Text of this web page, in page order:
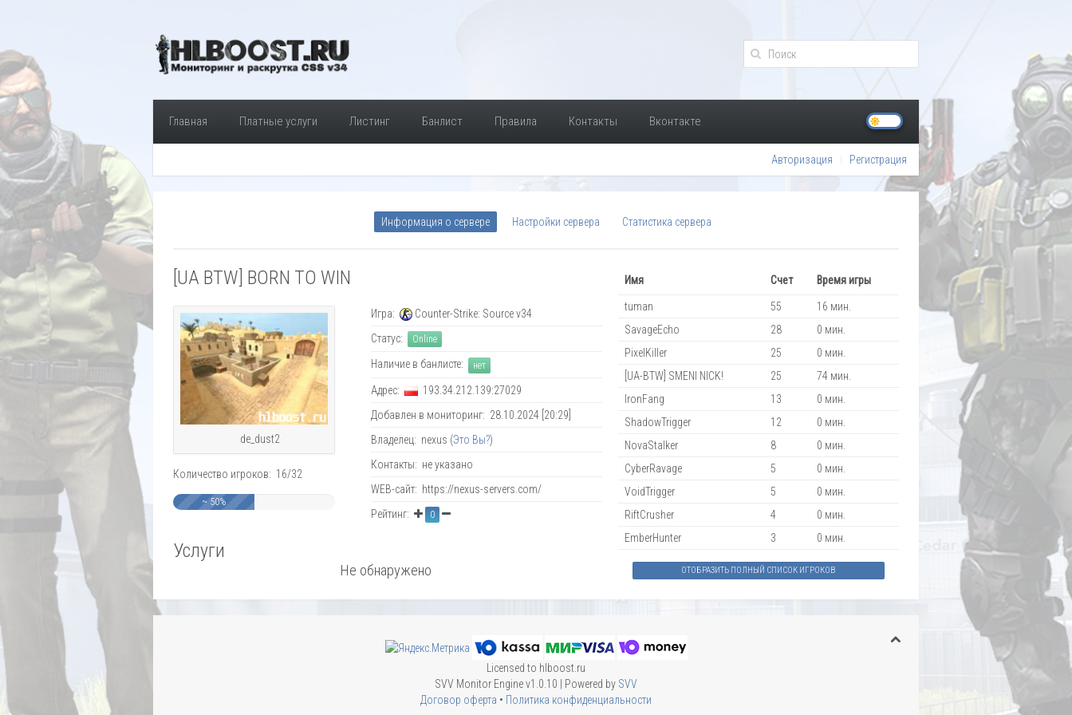
Главная Платные услуги Листинг Банлист Правила Контакты Вконтакте
Авторизация Регистрация
Информация о сервере Настройки сервера Статистика сервера
[UA BTW] BORN TO WIN
de_dust2
Количество игроков: 16/32
~ 50%
Игра:
Counter-Strike: Source v34
Статус:
Online
Наличие в банлисте: нет
Адрес:
193.34.212.139:27029
Добавлен в мониторинг: 28.10.2024 [20:29]
Владелец: nexus (Это Вы?)
Контакты: не указано
WEB-сайт: https://nexus-servers.com/
Рейтинг:
0
Услуги
Не обнаружено
Имя Счет Время игры
tuman 55
16 мин.
SavageEcho
28
0 мин.
PixelKiller
25
0 мин.
[UA-BTW] SMENI NICK!
25
74 мин.
IronFang
13
0 мин.
ShadowTrigger
12
0 мин.
NovaStalker
8
0 мин.
CyberRavage
5
0 мин.
VoidTrigger
5
0 мин.
RiftCrusher
4
0 мин.
EmberHunter
3 0 мин.
ОТОБРАЗИТЬ ПОЛНЫЙ СПИСОК ИГРОКОВ
Licensed to hlboost.ru
SVV Monitor Engine v1.0.10 | Powered by SVV
Договор оферта • Политика конфиденциальности